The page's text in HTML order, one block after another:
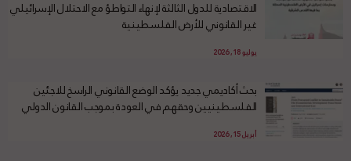
الاقتصادية للدول الثالثة لإنهاء التواطؤ مع الاحتلال الإسرائيلي
غير القانوني للأرض الفلسطينية
يوليو 18, 2026
بحث أكاديمي جديد يؤكد الوضع القانوني الراسخ للاجئين
الفلسطينيين وحقهم في العودة بموجب القانون الدولي
أبريل 15, 2026